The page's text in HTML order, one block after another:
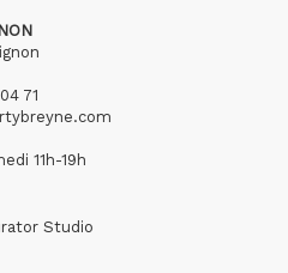
71
11h-19h
Studio